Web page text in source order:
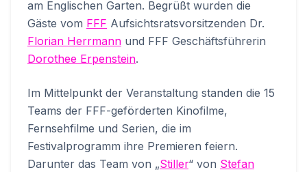
am Englischen Garten. Begrüßt wurden die
Gäste vom FFF Aufsichtsratsvorsitzenden Dr.
Florian Herrmann und FFF Geschäftsführerin
Dorothee Erpenstein.
Im Mittelpunkt der Veranstaltung standen die 15
Teams der FFF-geförderten Kinofilme,
Fernsehfilme und Serien, die im
Festivalprogramm ihre Premieren feiern.
Darunter das Team von „Stiller“ von Stefan